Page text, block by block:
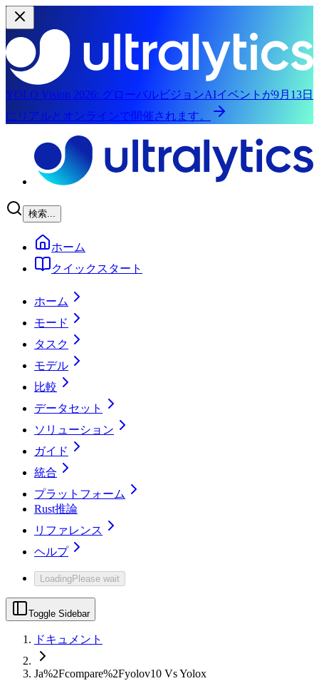
YOLO Vision 2026: グローバルビジョンAIイベントが9月13日
にリアルとオンラインで開催されます。
検索...
ホーム
クイックスタート
ホーム
モード
タスク
モデル
比較
データセット
ソリューション
ガイド
統合
プラットフォーム
Rust推論
リファレンス
ヘルプ
LoadingPlease wait
Toggle Sidebar
ドキュメント
Ja%2Fcompare%2Fyolov10 Vs Yolox